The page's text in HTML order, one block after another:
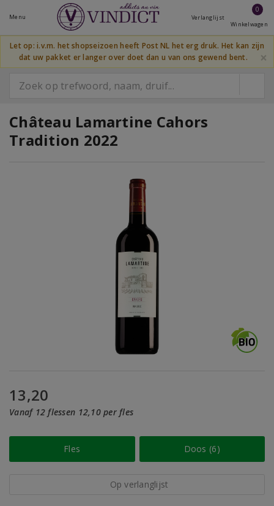
Menu Verlanglijst
0
Winkelwagen
Let op: i.v.m. het shopseizoen heeft Post NL het erg druk. Het kan zijn
dat uw pakket er langer over doet dan u van ons gewend bent.
×
Château Lamartine Cahors
Tradition 2022
13,20
Vanaf 12 flessen 12,10 per fles
Fles Doos (6)
Op verlanglijst